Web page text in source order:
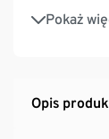
Pokaż
Zawiera
Opis